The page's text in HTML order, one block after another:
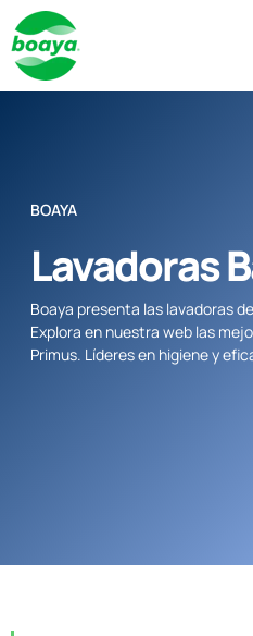
BOAYA
Lavadoras
Boaya presenta las lavadoras
Explora en nuestra web las
Primus. Líderes en higiene y